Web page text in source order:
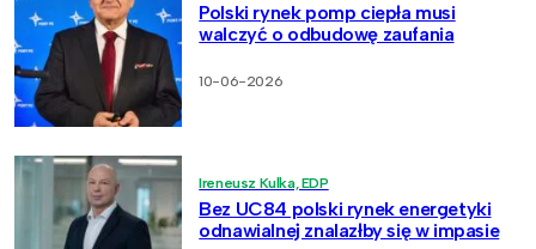
Polski rynek pomp ciepła musi
walczyć o odbudowę zaufania
10-06-2026
Ireneusz Kulka, EDP
Bez UC84 polski rynek energetyki
odnawialnej znalazłby się w impasie